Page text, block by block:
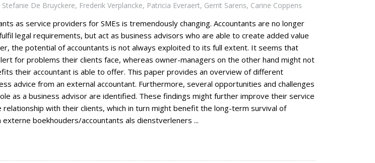
Stefanie De Bruyckere, Frederik Verplancke, Patricia Everaert, Gerrit Sarens, Carine Coppens
as service providers for SMEs is tremendously changing. Accountants are no longer
legal requirements, but act as business advisors who are able to create added value
the potential of accountants is not always exploited to its full extent. It seems that
for problems their clients face, whereas owner-managers on the other hand might not
their accountant is able to offer. This paper provides an overview of different
advice from an external accountant. Furthermore, several opportunities and challenges
as a business advisor are identified. These findings might further improve their service
with their clients, which in turn might benefit the long-term survival of
boekhouders/accountants als dienstverleners ...